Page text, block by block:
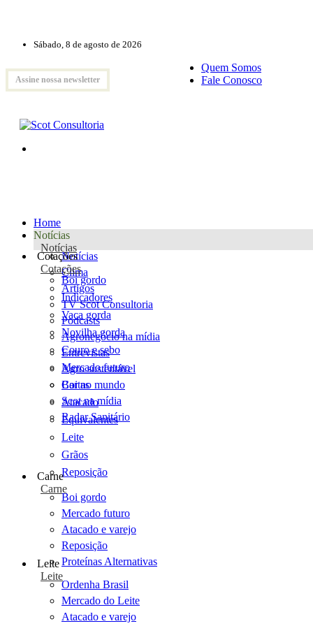
Sábado, 8 de agosto de 2026
Assine nossa newsletter
Quem Somos
Fale Conosco
Home
Notícias
Notícias
Notícias
Clima
Artigos
TV Scot Consultoria
Podcasts
Agronegócio na mídia
Entrevistas
Agro sustentável
Cartas
Scot na mídia
Radar Sanitário
Cotações
Cotações
Boi gordo
Indicadores
Vaca gorda
Novilha gorda
Couro e sebo
Mercado futuro
Boi no mundo
Atacado
Equivalentes
Leite
Grãos
Reposição
Carne
Carne
Boi gordo
Mercado futuro
Atacado e varejo
Reposição
Proteínas Alternativas
Leite
Leite
Ordenha Brasil
Mercado do Leite
Atacado e varejo